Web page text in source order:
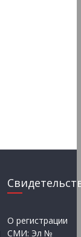
О регистрации
СМИ: Эл №